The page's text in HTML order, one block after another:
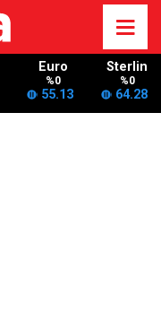
Euro
%0
55.13
Sterlin
%0
64.28